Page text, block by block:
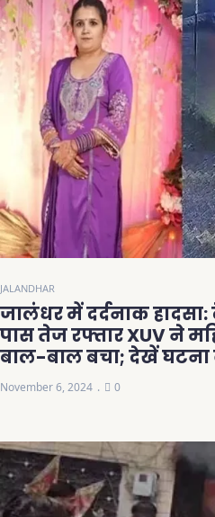
JALANDHAR
जालंधर में दर्दनाक हादसा:
पास तेज रफ्तार XUV ने
बाल-बाल बचा; देखें घटना
November 6, 2024 0